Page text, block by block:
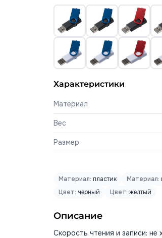
Характеристики
Материал
Вес
Размер
Материал: пластик Материал:
Цвет: черный Цвет: желтый
Описание
Скорость чтения и записи: